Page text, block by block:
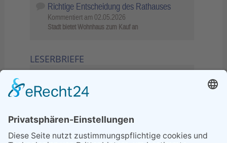
Richtige Entscheidung des Rathauses
Kommentiert am 02.05.2026
Stadt bietet Wohnhaus zum Kauf an
LESERBRIEFE
Sperrung B455: Kleiner
Grenzverkehr statt weite Wege
21.04.2026
Wenn Bahn-Computer nicht
miteinander kommunizieren